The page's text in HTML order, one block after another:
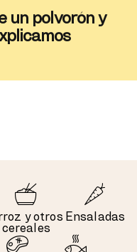
un polvorón y
y otros
cereales
Ensaladas